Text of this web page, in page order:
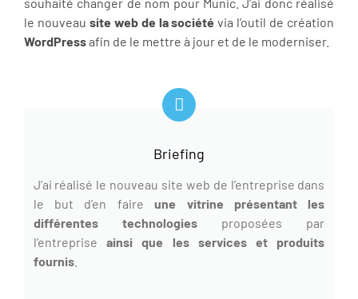
souhaité changer de nom pour Munic. J’ai donc réalisé
le nouveau site web de la société via l’outil de création
WordPressafin de le mettre à jour et de le moderniser.
Briefing
J’ai réalisé le nouveau site web de l’entreprise dans
le but d’en faireune vitrine présentant les
différentes technologiesproposées par
l’entreprise ainsi que les services et produits
fournis.